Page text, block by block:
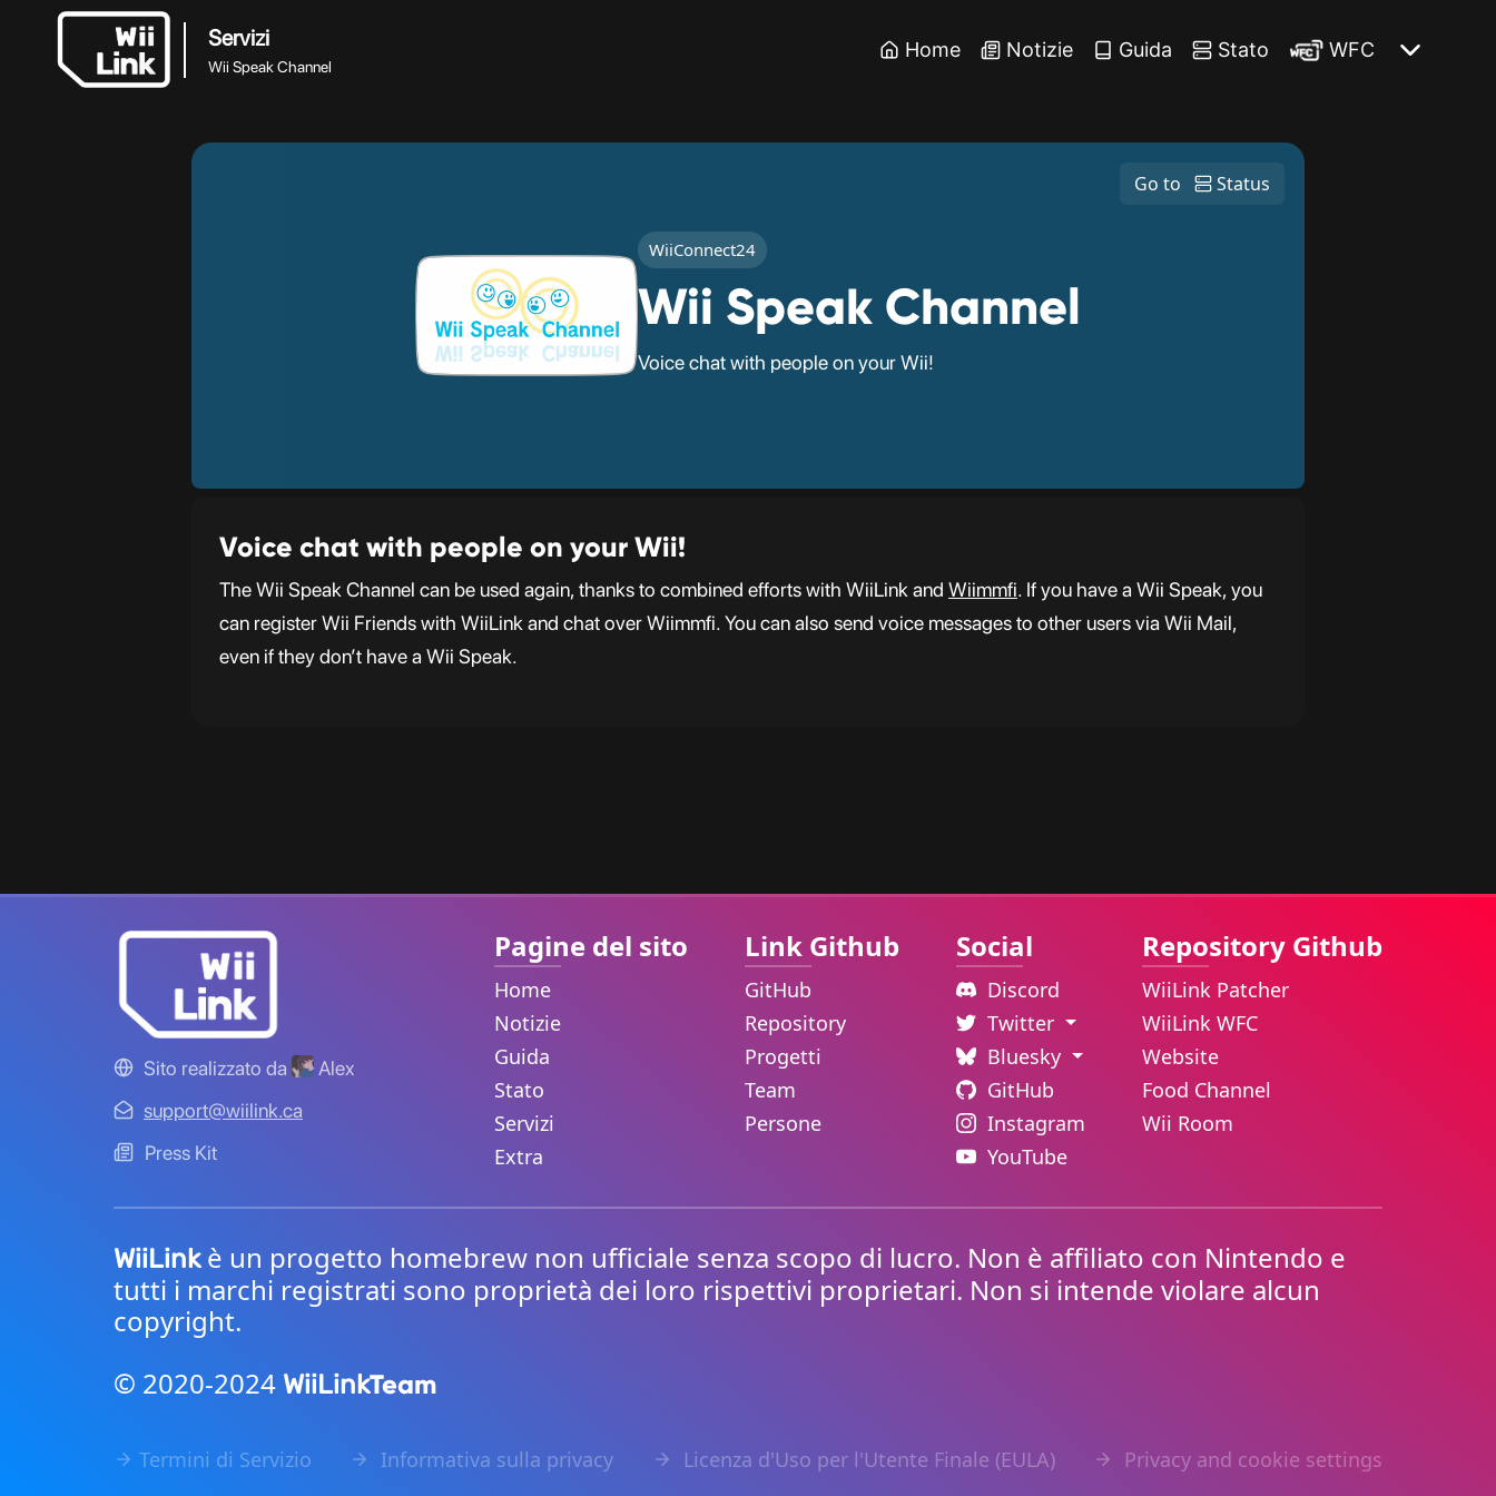
Servizi
Wii Speak Channel
Home Notizie Guida Stato WFC
Go to Status
WiiConnect24
Wii Speak Channel
Voice chat with people on your Wii!
Voice chat with people on your Wii!
The Wii Speak Channel can be used again, thanks to combined efforts with WiiLink and Wiimmfi. If you have a Wii Speak, you
can register Wii Friends with WiiLink and chat over Wiimmfi. You can also send voice messages to other users via Wii Mail,
even if they don’t have a Wii Speak.
Sito realizzato da
Alex
support@wiilink.ca
Press Kit
Pagine del sito
Home
Notizie
Guida
Stato
Servizi
Extra
Link Github
GitHub
Repository
Progetti
Team
Persone
Social
Discord
Twitter
Bluesky
GitHub
Instagram
YouTube
Repository Github
WiiLink Patcher
WiiLink WFC
Website
Food Channel
Wii Room
WiiLinkè un progetto homebrew non ufficiale senza scopo di lucro. Non è affiliato con Nintendo e
tutti i marchi registrati sono proprietà dei loro rispettivi proprietari. Non si intende violare alcun
copyright.
© 2020-2024 WiiLinkTeam
Termini di Servizio Informativa sulla privacy Licenza d'Uso per l'Utente Finale (EULA) Privacy and cookie settings